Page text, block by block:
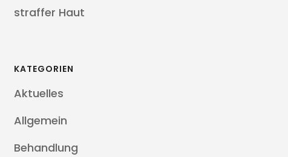
straffer Haut
KATEGORIEN
Aktuelles
Allgemein
Behandlung